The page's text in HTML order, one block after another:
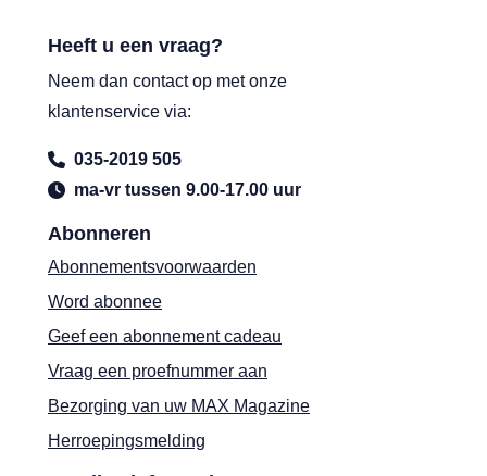
Abonneren
Abonnementsvoorwaarden
Word abonnee
Geef een abonnement cadeau
Vraag een proefnummer aan
Bezorging van uw MAX Magazine
Herroepingsmelding
Heeft u een vraag?
Neem dan contact op met onze
klantenservice via:
035-2019 505
ma-vr tussen 9.00-17.00 uur